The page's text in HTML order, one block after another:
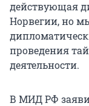
действующая
Норвегии, но
проведения
деятельности.
В МИД РФ